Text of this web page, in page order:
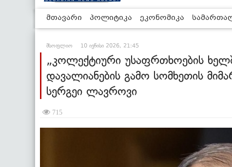
მთავარი პოლიტიკა ეკონომიკა
მსოფლიო 10 ივნისი 2026, 21:45
„კოლექტიური უსაფრთხოების
დავალიანების გამო სომხეთის
სერგეი ლავროვი
715